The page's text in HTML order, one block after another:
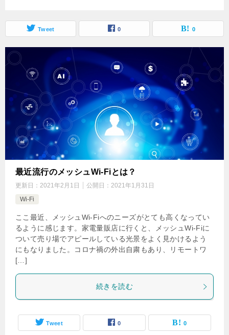
Tweet 0 0
最近流行のメッシュWi-Fiとは？
更新日： 2021年2月1日 公開日： 2021年1月31日
Wi-Fi
ここ最近、メッシュWi-Fiへのニーズがとても高くなってい
るように感じます。家電量販店に行くと、メッシュWi-Fiに
ついて売り場でアピールしている光景をよく見かけるよう
にもなりました。コロナ禍の外出自粛もあり、リモートワ
[…]
続きを読む
Tweet 0 0